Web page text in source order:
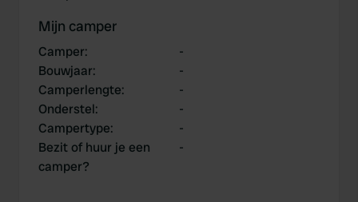
Mijn camper
Camper:
-
Bouwjaar:
-
Camperlengte:
-
Onderstel:
-
Campertype:
-
Bezit of huur je een
camper?
-